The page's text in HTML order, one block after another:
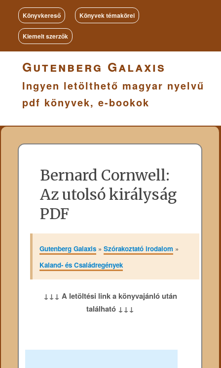
Könyvkereső Könyvek témakörei
Kiemelt szerzők
Gutenberg Galaxis
Ingyen letölthető magyar nyelvű
pdf könyvek, e-bookok
Bernard Cornwell:
Az utolsó királyság
PDF
Gutenberg Galaxis» Szórakoztató irodalom »
Kaland- és Családregények
↓↓↓ A letöltési link a könyvajánló után
található ↓↓↓